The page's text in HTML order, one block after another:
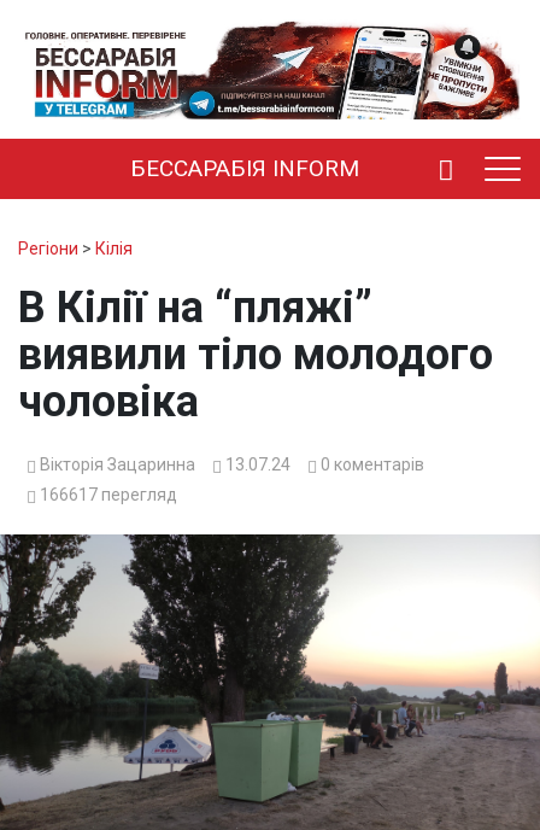
БЕССАРАБІЯ INFORM
Регіони > Кілія
В Кілії на “пляжі”
виявили тіло молодого
чоловіка
Вікторія Зацаринна 13.07.24 0 коментарів
166617 перегляд